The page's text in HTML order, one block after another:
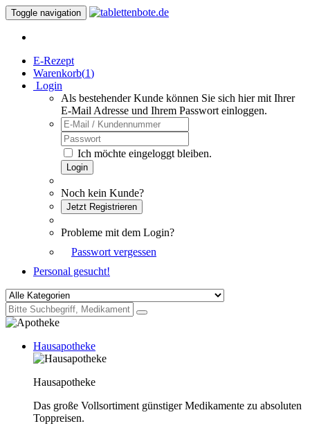
Toggle navigation
E-Rezept
Warenkorb(1)
Login
Als bestehender Kunde können Sie sich hier mit Ihrer
E-Mail Adresse und Ihrem Passwort einloggen.
Ich möchte eingeloggt bleiben.
Login
Noch kein Kunde?
Jetzt Registrieren
Probleme mit dem Login?
Passwort vergessen
Personal gesucht!
Hausapotheke
Hausapotheke
Das große Vollsortiment günstiger Medikamente zu absoluten
Toppreisen.